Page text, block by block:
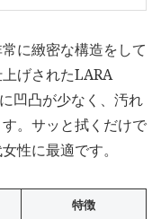
に緻密な構造をして
げされたLARA
凹凸が少なく、汚れ
。サッと拭くだけで
性に最適です。
特徴